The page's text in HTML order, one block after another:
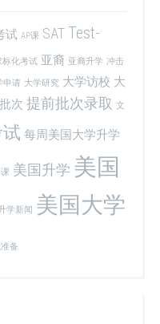
试 AP课 SAT Test-
标化考试 亚裔 亚裔升学 冲击
申请 大学研究 大学访校 大
次 提前批次录取 文
每周美国大学升学
美国升学 美国
学新闻 美国大学
备